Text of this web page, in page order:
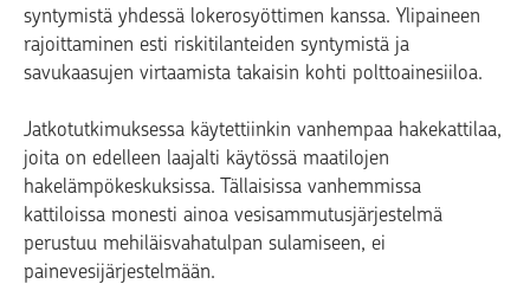
syntymistä yhdessä lokerosyöttimen kanssa. Ylipaineen
rajoittaminen esti riskitilanteiden syntymistä ja
savukaasujen virtaamista takaisin kohti polttoainesiiloa.
Jatkotutkimuksessa käytettiinkin vanhempaa hakekattilaa,
joita on edelleen laajalti käytössä maatilojen
hakelämpökeskuksissa. Tällaisissa vanhemmissa
kattiloissa monesti ainoa vesisammutusjärjestelmä
perustuu mehiläisvahatulpan sulamiseen, ei
painevesijärjestelmään.